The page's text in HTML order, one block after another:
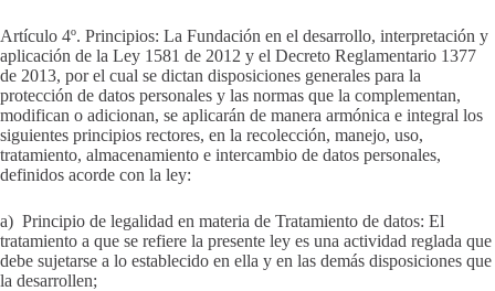
Artículo 4º. Principios: La Fundación en el desarrollo, interpretación y
aplicación de la Ley 1581 de 2012 y el Decreto Reglamentario 1377
de 2013, por el cual se dictan disposiciones generales para la
protección de datos personales y las normas que la complementan,
modifican o adicionan, se aplicarán de manera armónica e integral los
siguientes principios rectores, en la recolección, manejo, uso,
tratamiento, almacenamiento e intercambio de datos personales,
definidos acorde con la ley:
a) Principio de legalidad en materia de Tratamiento de datos: El
tratamiento a que se refiere la presente ley es una actividad reglada que
debe sujetarse a lo establecido en ella y en las demás disposiciones que
la desarrollen;